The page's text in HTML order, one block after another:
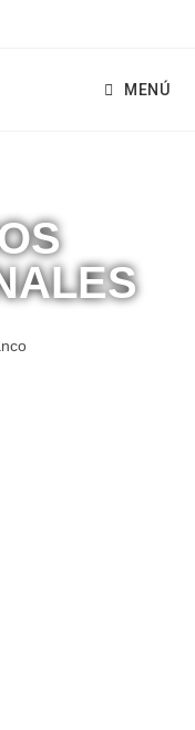
MENÚ